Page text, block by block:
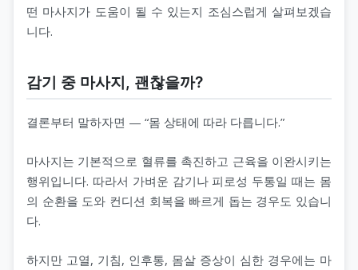
떤 마사지가 도움이 될 수 있는지 조심스럽게 살펴보겠습
니다.
감기 중 마사지, 괜찮을까?
결론부터 말하자면 — “몸 상태에 따라 다릅니다.”
마사지는 기본적으로 혈류를 촉진하고 근육을 이완시키는
행위입니다. 따라서 가벼운 감기나 피로성 두통일 때는 몸
의 순환을 도와 컨디션 회복을 빠르게 돕는 경우도 있습니
다.
하지만 고열, 기침, 인후통, 몸살 증상이 심한 경우에는 마